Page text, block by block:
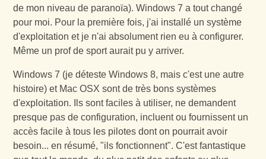
de mon niveau de paranoïa). Windows 7 a tout changé
pour moi. Pour la première fois, j'ai installé un système
d'exploitation et je n'ai absolument rien eu à configurer.
Même un prof de sport aurait pu y arriver.
Windows 7 (je déteste Windows 8, mais c'est une autre
histoire) et Mac OSX sont de très bons systèmes
d'exploitation. Ils sont faciles à utiliser, ne demandent
presque pas de configuration, incluent ou fournissent un
accès facile à tous les pilotes dont on pourrait avoir
besoin... en résumé, "ils fonctionnent". C'est fantastique